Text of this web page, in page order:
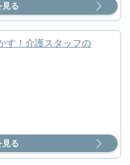
見る
す！介護スタッフの
見る